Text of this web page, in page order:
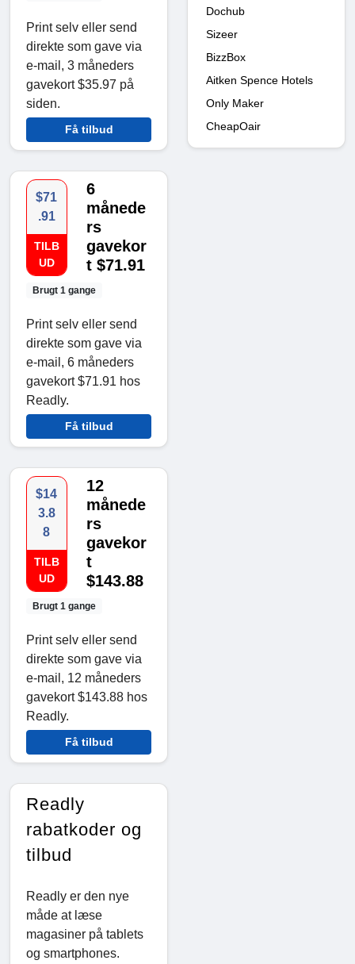
Print selv eller send
direkte som gave via
e-mail, 3 måneders
gavekort $35.97 på
siden.
Få tilbud
$71
.91
TILB
UD
Brugt 1 gange
6
månede
rs
gavekor
t $71.91
Print selv eller send
direkte som gave via
e-mail, 6 måneders
gavekort $71.91 hos
Readly.
Få tilbud
$14
3.8
8
TILB
UD
Brugt 1 gange
12
månede
rs
gavekor
t
$143.88
Print selv eller send
direkte som gave via
e-mail, 12 måneders
gavekort $143.88 hos
Readly.
Få tilbud
Readly
rabatkoder og
tilbud
Readly er den nye
måde at læse
magasiner på tablets
og smartphones.
Dochub
Sizeer
BizzBox
Aitken Spence Hotels
Only Maker
CheapOair